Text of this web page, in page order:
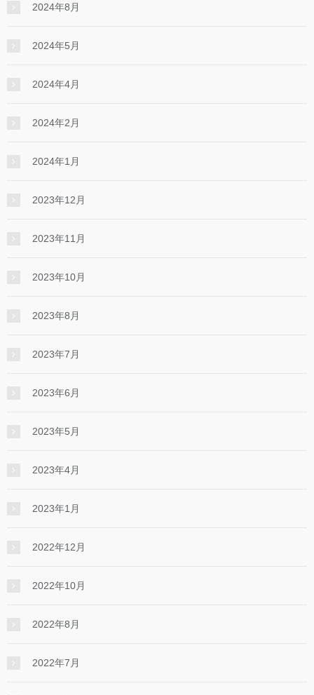
2024年8月
2024年5月
2024年4月
2024年2月
2024年1月
2023年12月
2023年11月
2023年10月
2023年8月
2023年7月
2023年6月
2023年5月
2023年4月
2023年1月
2022年12月
2022年10月
2022年8月
2022年7月